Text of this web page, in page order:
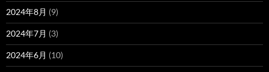
2024年8月 (9)
2024年7月 (3)
2024年6月 (10)